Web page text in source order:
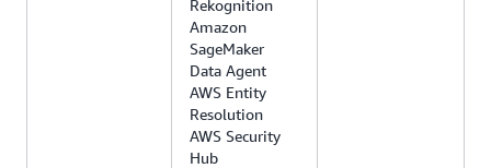
Rekognition
Amazon
SageMaker
Data Agent
AWS Entity
Resolution
AWS Security
Hub